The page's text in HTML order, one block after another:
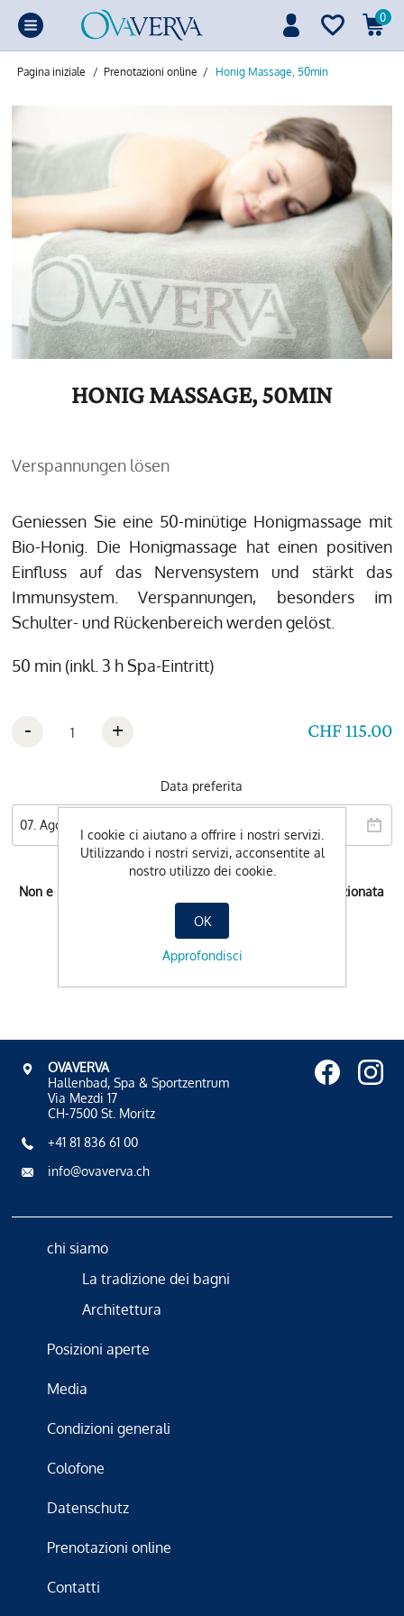
0
Pagina iniziale / Prenotazioni online / Honig Massage, 50min
HONIG MASSAGE, 50MIN
Verspannungen lösen
Geniessen Sie eine 50-minütige Honigmassage mit
Bio-Honig. Die Honigmassage hat einen positiven
Einfluss auf das Nervensystem und stärkt das
Immunsystem. Verspannungen, besonders im
Schulter- und Rückenbereich werden gelöst.
50 min (inkl. 3 h Spa-Eintritt)
CHF 115.00
- +
Data preferita
Non e possibile l'orario di prenotazione per la data selezionata
OVAVERVA
Hallenbad, Spa & Sportzentrum
Via Mezdi 17
CH-7500 St. Moritz
+41 81 836 61 00
info@ovaverva.ch
chi siamo
La tradizione dei bagni
Architettura
Posizioni aperte
Media
Condizioni generali
Colofone
Datenschutz
Prenotazioni online
Contatti
I cookie ci aiutano a offrire i nostri servizi.
Utilizzando i nostri servizi, acconsentite al
nostro utilizzo dei cookie.
OK
Approfondisci